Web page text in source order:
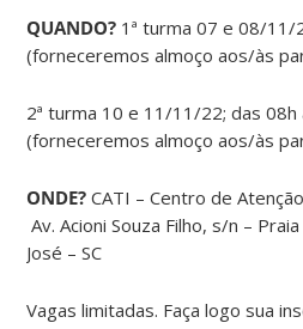
QUANDO? 1ª turma 07 e 08/11/
(forneceremos almoço aos/às
2ª turma 10 e 11/11/22; das 08h
(forneceremos almoço aos/às
ONDE? CATI – Centro de
Av. Acioni Souza Filho, s/n –
José – SC
Vagas limitadas. Faça logo sua